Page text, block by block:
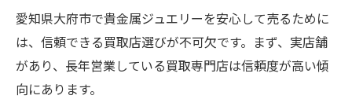
愛知県大府市で貴金属ジュエリーを安心して売るために
は、信頼できる買取店選びが不可欠です。まず、実店舗
があり、長年営業している買取専門店は信頼度が高い傾
向にあります。